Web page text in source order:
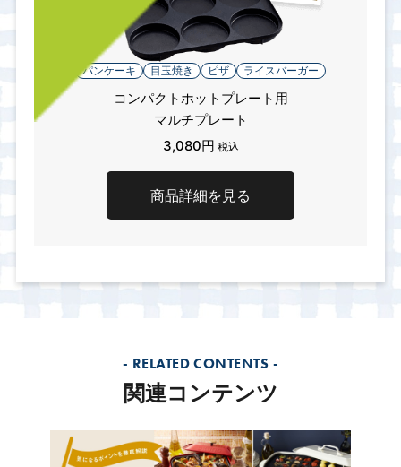
パンケーキ 目玉焼き ピザ ライスバーガー
コンパクトホットプレート用
マルチプレート
3,080円 税込
商品詳細を見る
- RELATED CONTENTS -
関連コンテンツ